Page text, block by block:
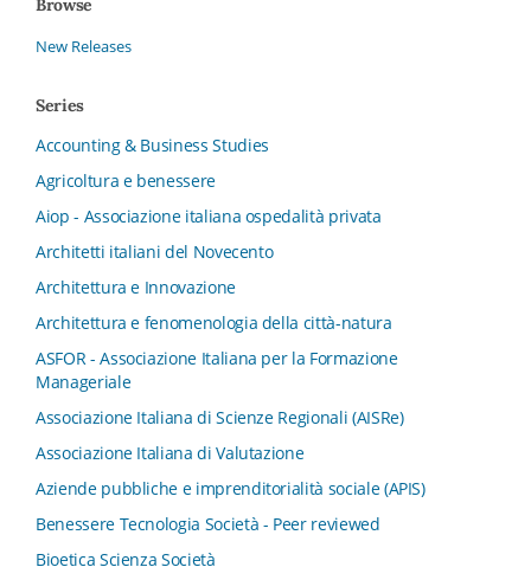
Browse
New Releases
Series
Accounting & Business Studies
Agricoltura e benessere
Aiop - Associazione italiana ospedalità privata
Architetti italiani del Novecento
Architettura e Innovazione
Architettura e fenomenologia della città-natura
ASFOR - Associazione Italiana per la Formazione
Manageriale
Associazione Italiana di Scienze Regionali (AISRe)
Associazione Italiana di Valutazione
Aziende pubbliche e imprenditorialità sociale (APIS)
Benessere Tecnologia Società - Peer reviewed
Bioetica Scienza Società